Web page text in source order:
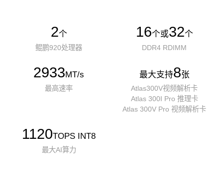
2个
鲲鹏920处理器
16个或32个
DDR4 RDIMM
2933MT/s
最高速率
最大支持8张
Atlas300V视频解析卡
Atlas 300I Pro 推理卡
Atlas 300V Pro 视频解析卡
1120TOPS INT8
最大AI算力